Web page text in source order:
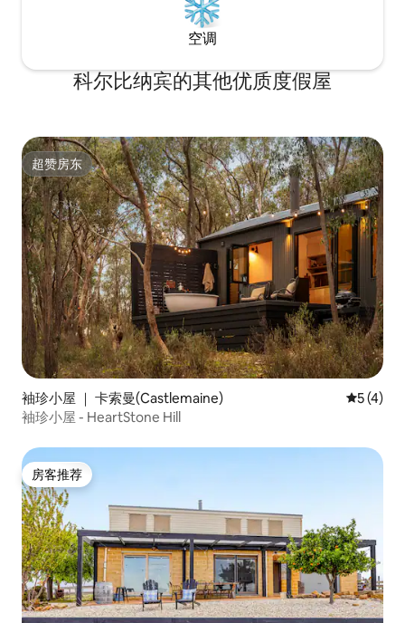
空调
科尔比纳宾的其他优质度假屋
超赞房东
超赞房东
袖珍小屋 ｜ 卡索曼(Castlemaine) 平均评分
5 (4)
袖珍小屋 - HeartStone Hill
房客推荐
房客推荐